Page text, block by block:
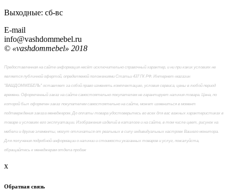
Выходные: сб-вc
E-mail
info@vashdommebel.ru
© «vashdommebel» 2018
Предоставленная на сайте информация несёт исключительно справочный характер, и ни при каких условиях не
является публичной офертой, определяемой положениями Статьи 437 ГК РФ. Интернет-магазин
"ВАШДОММЕБЕЛЬ" оставляет за собой право изменять комплектацию, условия сервиса, цены в любой период
времени. Оформленный заказ на сайте самостоятельно покупателем не гарантирует наличия товара. Цена, по
которой был оформлен заказ покупателем самостоятельно на сайте, может измениться в момент
подтверждения заказа менеджером. До оплаты товара удостоверьтесь во всех для вас важных характеристиках в
товаре и условиях его эксплуатации. Изображения изделий в каталоге и на сайте, в том числе цвет, рисунок на
мебели и другие элементы, могут отличаться от реальных в силу индивидуальных настроек Вашего монитора.
Для получения подробной информации о наличии и стоимости указанных товаров и услуг, пожалуйста,
обращайтесь к менеджерам отдела продаж
x
Обратная связь